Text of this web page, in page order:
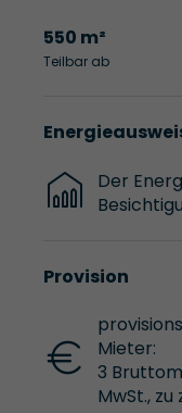
550 m²
Teilbar ab
Der
Provision
Mieter:
3
MwSt.,